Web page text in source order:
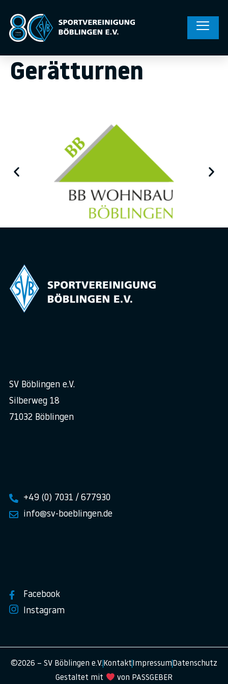
Gerätturnen
SV Böblingen e.V.
Silberweg 18
71032 Böblingen
+49 (0) 7031 / 677930
info@sv-boeblingen.de
Facebook
Instagram
©2026 – SV Böblingen e.V. Kontakt Impressum Datenschutz
Gestaltet mit
von PASSGEBER